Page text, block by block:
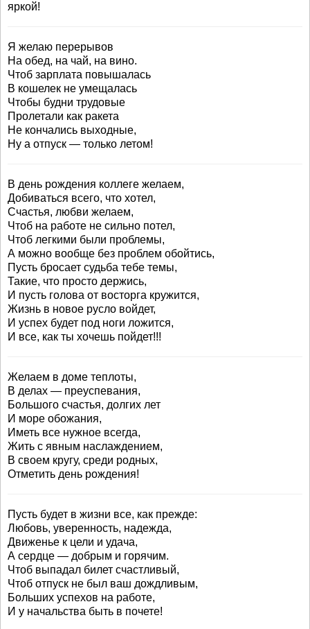
яркой!
Я желаю перерывов
На обед, на чай, на вино.
Чтоб зарплата повышалась
В кошелек не умещалась
Чтобы будни трудовые
Пролетали как ракета
Не кончались выходные,
Ну а отпуск — только летом!
В день рождения коллеге желаем,
Добиваться всего, что хотел,
Счастья, любви желаем,
Чтоб на работе не сильно потел,
Чтоб легкими были проблемы,
А можно вообще без проблем обойтись,
Пусть бросает судьба тебе темы,
Такие, что просто держись,
И пусть голова от восторга кружится,
Жизнь в новое русло войдет,
И успех будет под ноги ложится,
И все, как ты хочешь пойдет!!!
Желаем в доме теплоты,
В делах — преуспевания,
Большого счастья, долгих лет
И море обожания,
Иметь все нужное всегда,
Жить с явным наслаждением,
В своем кругу, среди родных,
Отметить день рождения!
Пусть будет в жизни все, как прежде:
Любовь, уверенность, надежда,
Движенье к цели и удача,
А сердце — добрым и горячим.
Чтоб выпадал билет счастливый,
Чтоб отпуск не был ваш дождливым,
Больших успехов на работе,
И у начальства быть в почете!